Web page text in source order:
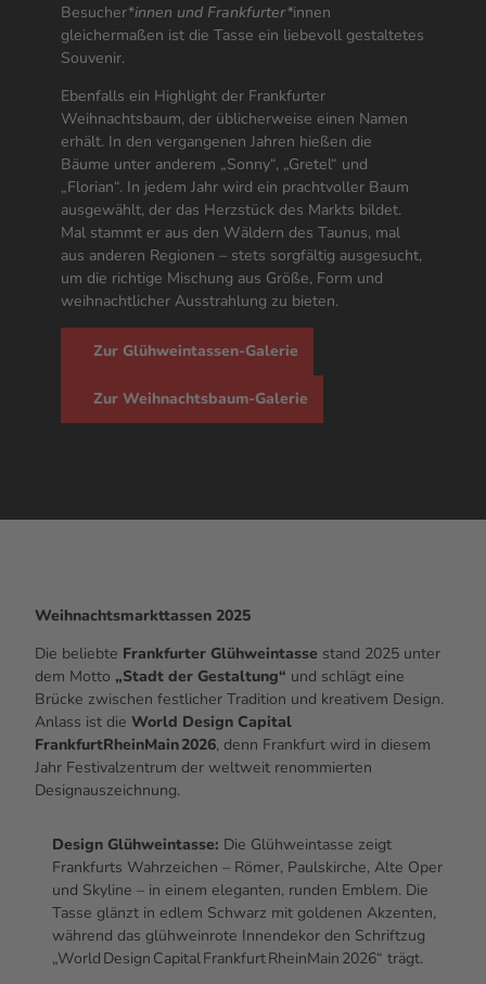
Besucher*innen und Frankfurter*innen
gleichermaßen ist die Tasse ein liebevoll gestaltetes
Souvenir.
Ebenfalls ein Highlight der Frankfurter
Weihnachtsbaum, der üblicherweise einen Namen
erhält. In den vergangenen Jahren hießen die
Bäume unter anderem „Sonny“, „Gretel“ und
„Florian“. In jedem Jahr wird ein prachtvoller Baum
ausgewählt, der das Herzstück des Markts bildet.
Mal stammt er aus den Wäldern des Taunus, mal
aus anderen Regionen – stets sorgfältig ausgesucht,
um die richtige Mischung aus Größe, Form und
weihnachtlicher Ausstrahlung zu bieten.
Zur Glühweintassen-Galerie
Zur Weihnachtsbaum-Galerie
Weihnachtsmarkttassen 2025
Die beliebte Frankfurter Glühweintasse stand 2025 unter
dem Motto „Stadt der Gestaltung“ und schlägt eine
Brücke zwischen festlicher Tradition und kreativem Design.
Anlass ist die World Design Capital
FrankfurtRheinMain 2026, denn Frankfurt wird in diesem
Jahr Festivalzentrum der weltweit renommierten
Designauszeichnung.
Design Glühweintasse: Die Glühweintasse zeigt
Frankfurts Wahrzeichen – Römer, Paulskirche, Alte Oper
und Skyline – in einem eleganten, runden Emblem. Die
Tasse glänzt in edlem Schwarz mit goldenen Akzenten,
während das glühweinrote Innendekor den Schriftzug
„World Design Capital Frankfurt RheinMain 2026“ trägt.